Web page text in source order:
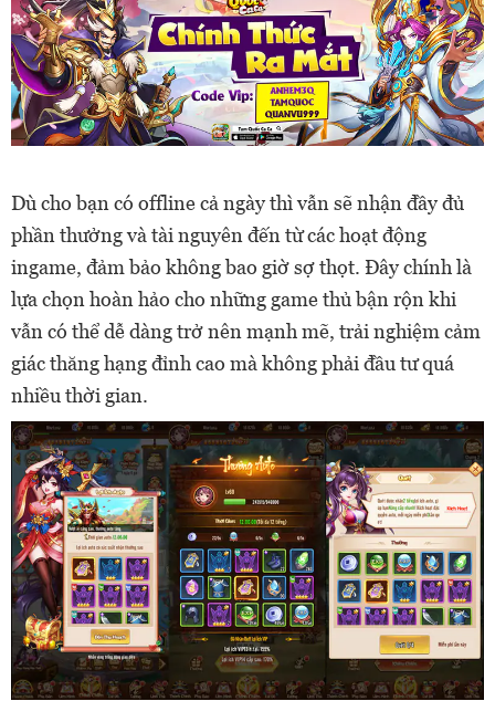
Dù cho bạn có offline cả ngày thì vẫn sẽ nhận đầy đủ
phần thưởng và tài nguyên đến từ các hoạt động
ingame, đảm bảo không bao giờ sợ thọt. Đây chính là
lựa chọn hoàn hảo cho những game thủ bận rộn khi
vẫn có thể dễ dàng trở nên mạnh mẽ, trải nghiệm cảm
giác thăng hạng đỉnh cao mà không phải đầu tư quá
nhiều thời gian.